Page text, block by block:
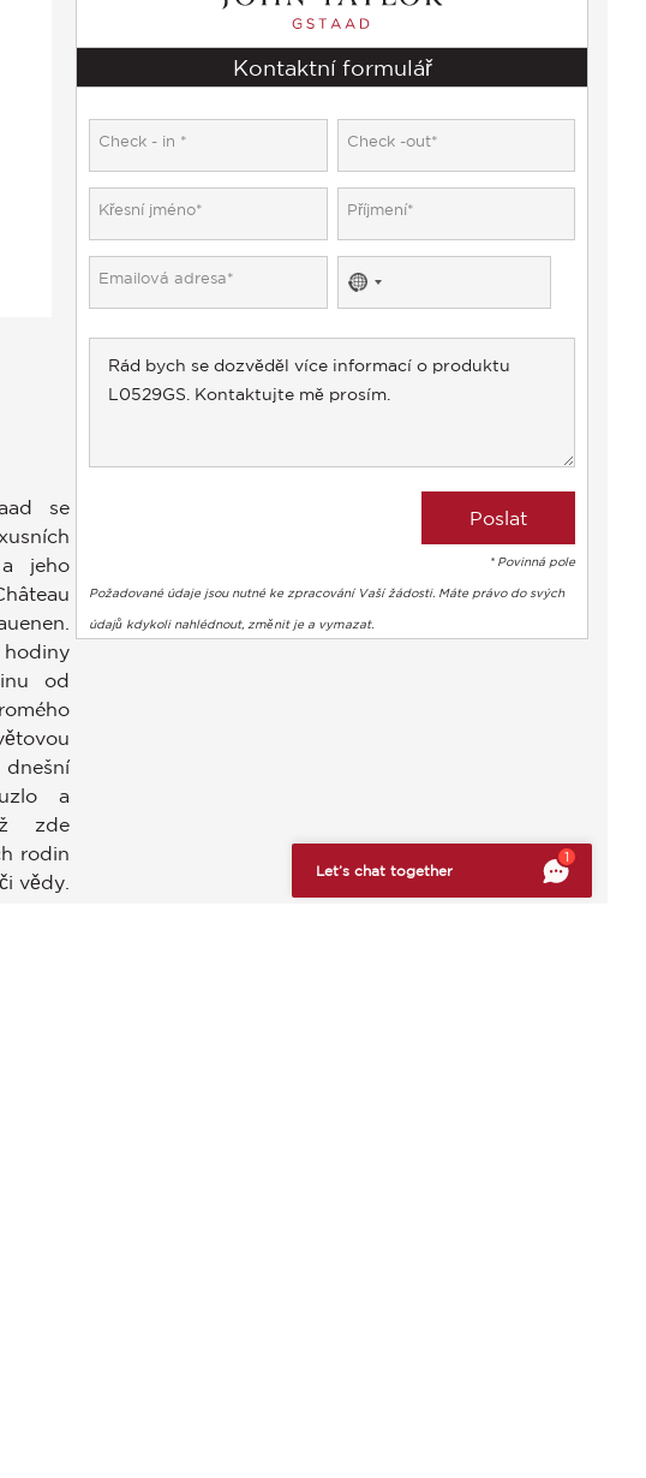
se
jeho
od
a
zde
rodin
vědy.
však
Kontaktní formulář
No
country
selected
* Povinná pole
Požadované údaje jsou nutné ke zpracování Vaší žádosti. Máte právo do svých
údajů kdykoli nahlédnout, změnit je a vymazat.
Let’s chat together
1
Přizpůsobte si svá preference a kontrolujte, jak jsou vaše informace